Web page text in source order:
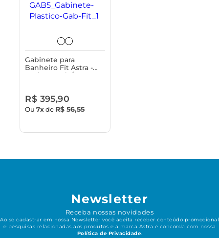
Gabinete para
Banheiro Fit Astra -
Resistente à Água
R$ 395,90
Ou7xde R$ 56,55
Newsletter
Receba nossas novidades
Ao se cadastrar em nossa Newsletter você aceita receber conteúdo promocional
e pesquisas relacionadas aos produtos e a marca Astra e concorda com nossa
Política de Privacidade.